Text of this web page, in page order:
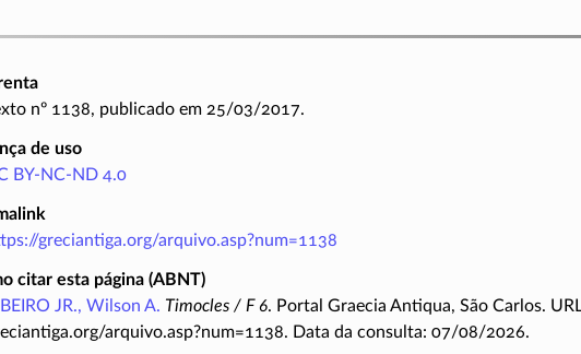
nº 1138, publicado em 25/03/2017.
de uso
BY-NC-ND 4.0
greciantiga.org/arquivo.asp?num=1138
citar esta página (ABNT)
JR., Wilson A. Timocles / F 6. Portal Graecia Antiqua, São Carlos.
arquivo.asp?num=1138. Data da consulta: 07/08/2026.